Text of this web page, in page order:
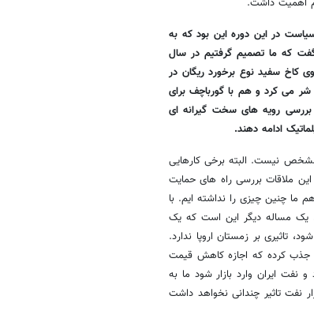
اهمیت داشت.
در این دوره این بود که به
که ما تصمیم گرفتیم در سال
کاخ سفید نوع برخورد ریگان در
شر می کرد و هم با گورباچف برای
رویه های سخت گیرانه ای
ادامه دهند.
نیست. البته برخی کارهایی
ملاقات بررسی راه های حمایت
ما چنین چیزی را نداشته ایم. با
یک مساله دیگر این است که یک
تاثیری بر زمستان اروپا ندارد.
جذب کرده که اجازه کاهش قیمت
ایران وارد بازار شود ما به
نفت تاثیر چندانی نخواهد داشت